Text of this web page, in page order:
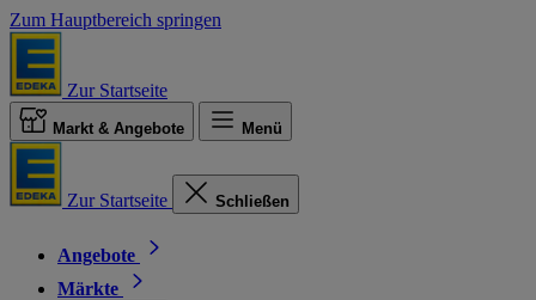
Zum Hauptbereich springen
Zur Startseite
Markt & Angebote Menü
Zur Startseite Schließen
Angebote
Märkte